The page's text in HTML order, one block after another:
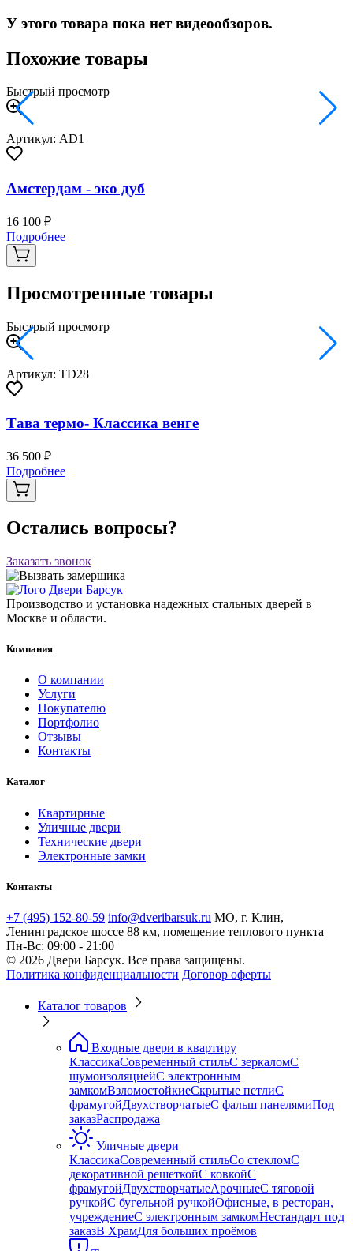
У этого товара пока нет видеообзоров.
Похожие товары
Быстрый просмотр
Артикул: AD1
Амстердам - эко дуб
16 100 ₽
Подробнее
Просмотренные товары
Быстрый просмотр
Артикул: TD28
Тава термо- Классика венге
36 500 ₽
Подробнее
Остались вопросы?
Заказать звонок
Производство и установка надежных стальных дверей в
Москве и области.
Компания
О компании
Услуги
Покупателю
Портфолио
Отзывы
Контакты
Каталог
Квартирные
Уличные двери
Технические двери
Электронные замки
Контакты
+7 (495) 152-80-59 info@dveribarsuk.ru МО, г. Клин,
Ленинградское шоссе 88 км, помещение теплового пункта
Пн-Вс: 09:00 - 21:00
© 2026 Двери Барсук. Все права защищены.
Политика конфиденциальности Договор оферты
Каталог товаров
Входные двери в квартиру
КлассикаСовременный стильС зеркаломС
шумоизоляциейС электронным
замкомВзломостойкиеСкрытые петлиС
фрамугойДвухстворчатыеС фальш панелямиПод
заказРаспродажа
Уличные двери
КлассикаСовременный стильСо стекломС
декоративной решеткойС ковкойС
фрамугойДвухстворчатыеАрочныеС тяговой
ручкойС бугельной ручкойОфисные, в ресторан,
учреждениеС электронным замкомНестандарт под
заказВ ХрамДля больших проёмов